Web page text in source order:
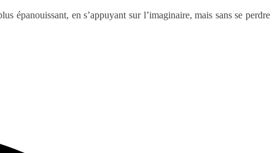
épanouissant, en s’appuyant sur l’imaginaire, mais sans se perdre